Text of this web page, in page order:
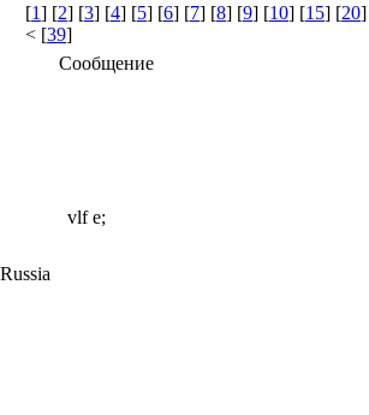
[1] [2] [3] [4] [5] [6] [7] [8] [9] [10] [15] [20
< [39]
Сообщение
vlf e;